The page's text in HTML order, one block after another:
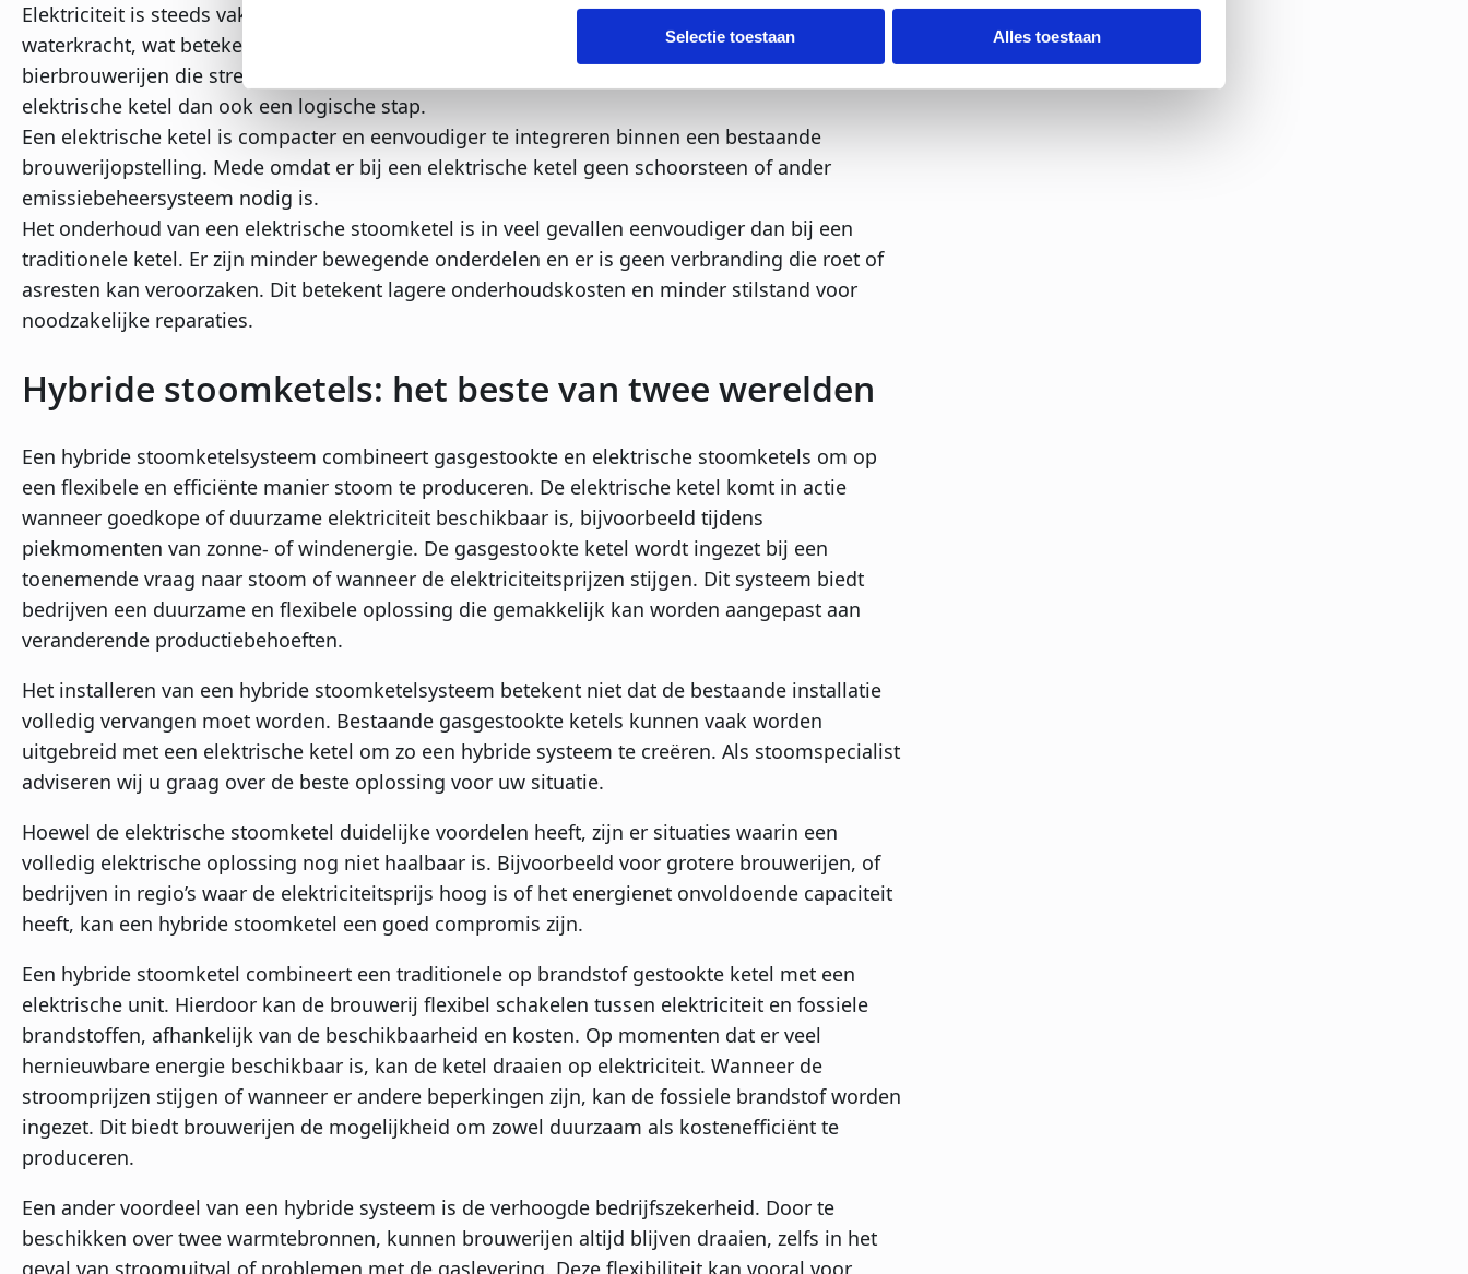
Selectie toestaan Alles toestaan
Elektriciteit is steeds vaker afkomstig uit hernieuwbare bronnen zoals wind, zon, biomassa of
waterkracht, wat betekent dat een elektrische stoomketel aanzienlijk minder CO2 uitstoot. Voor
bierbrouwerijen die streven naar een klimaatneutrale productie, is de overstap naar een
elektrische ketel dan ook een logische stap.
Een elektrische ketel is compacter en eenvoudiger te integreren binnen een bestaande
brouwerijopstelling. Mede omdat er bij een elektrische ketel geen schoorsteen of ander
emissiebeheersysteem nodig is.
Het onderhoud van een elektrische stoomketel is in veel gevallen eenvoudiger dan bij een
traditionele ketel. Er zijn minder bewegende onderdelen en er is geen verbranding die roet of
asresten kan veroorzaken. Dit betekent lagere onderhoudskosten en minder stilstand voor
noodzakelijke reparaties.
Hybride stoomketels: het beste van twee werelden
Een hybride stoomketelsysteem combineert gasgestookte en elektrische stoomketels om op
een flexibele en efficiënte manier stoom te produceren. De elektrische ketel komt in actie
wanneer goedkope of duurzame elektriciteit beschikbaar is, bijvoorbeeld tijdens
piekmomenten van zonne- of windenergie. De gasgestookte ketel wordt ingezet bij een
toenemende vraag naar stoom of wanneer de elektriciteitsprijzen stijgen. Dit systeem biedt
bedrijven een duurzame en flexibele oplossing die gemakkelijk kan worden aangepast aan
veranderende productiebehoeften.
Het installeren van een hybride stoomketelsysteem betekent niet dat de bestaande installatie
volledig vervangen moet worden. Bestaande gasgestookte ketels kunnen vaak worden
uitgebreid met een elektrische ketel om zo een hybride systeem te creëren. Als stoomspecialist
adviseren wij u graag over de beste oplossing voor uw situatie.
Hoewel de elektrische stoomketel duidelijke voordelen heeft, zijn er situaties waarin een
volledig elektrische oplossing nog niet haalbaar is. Bijvoorbeeld voor grotere brouwerijen, of
bedrijven in regio’s waar de elektriciteitsprijs hoog is of het energienet onvoldoende capaciteit
heeft, kan een hybride stoomketel een goed compromis zijn.
Een hybride stoomketel combineert een traditionele op brandstof gestookte ketel met een
elektrische unit. Hierdoor kan de brouwerij flexibel schakelen tussen elektriciteit en fossiele
brandstoffen, afhankelijk van de beschikbaarheid en kosten. Op momenten dat er veel
hernieuwbare energie beschikbaar is, kan de ketel draaien op elektriciteit. Wanneer de
stroomprijzen stijgen of wanneer er andere beperkingen zijn, kan de fossiele brandstof worden
ingezet. Dit biedt brouwerijen de mogelijkheid om zowel duurzaam als kostenefficiënt te
produceren.
Een ander voordeel van een hybride systeem is de verhoogde bedrijfszekerheid. Door te
beschikken over twee warmtebronnen, kunnen brouwerijen altijd blijven draaien, zelfs in het
geval van stroomuitval of problemen met de gaslevering. Deze flexibiliteit kan vooral voor